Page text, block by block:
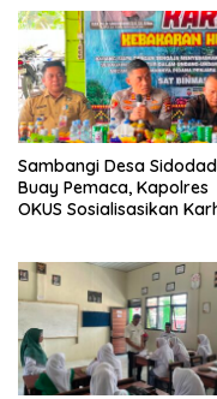
Sambangi Desa
Buay Pemaca, Kapolres
OKUS Sosialisasikan